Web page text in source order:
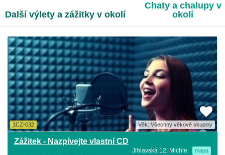
Další výlety a zážitky v okolí
Chaty a chalupy v
okolí
1CZ-032 Věk: Všechny věkové skupiny
Zážitek - Nazpívejte vlastní CD
Jihlavská 12, Michle mapa